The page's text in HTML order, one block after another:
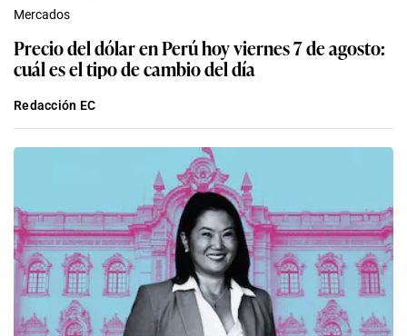
Mercados
Precio del dólar en Perú hoy viernes 7 de agosto:
cuál es el tipo de cambio del día
Redacción EC